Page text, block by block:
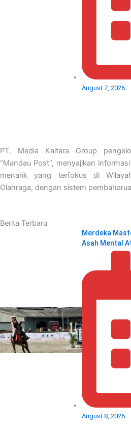
August 7, 2026
PT. Media Kaltara Group
“Mandau Post”, menyajikan
menarik yang terfokus di
Olahraga, dengan sistem
Berita Terbaru
Merdeka
Asah Mental
August 8, 2026